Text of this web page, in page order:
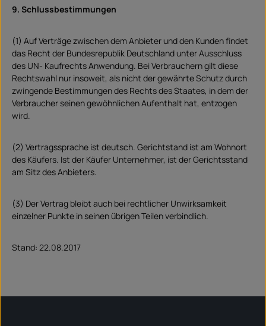
9. Schlussbestimmungen
(1) Auf Verträge zwischen dem Anbieter und den Kunden findet
das Recht der Bundesrepublik Deutschland unter Ausschluss
des UN- Kaufrechts Anwendung. Bei Verbrauchern gilt diese
Rechtswahl nur insoweit, als nicht der gewährte Schutz durch
zwingende Bestimmungen des Rechts des Staates, in dem der
Verbraucher seinen gewöhnlichen Aufenthalt hat, entzogen
wird.
(2) Vertragssprache ist deutsch. Gerichtstand ist am Wohnort
des Käufers. Ist der Käufer Unternehmer, ist der Gerichtsstand
am Sitz des Anbieters.
(3) Der Vertrag bleibt auch bei rechtlicher Unwirksamkeit
einzelner Punkte in seinen übrigen Teilen verbindlich.
Stand: 22.08.2017